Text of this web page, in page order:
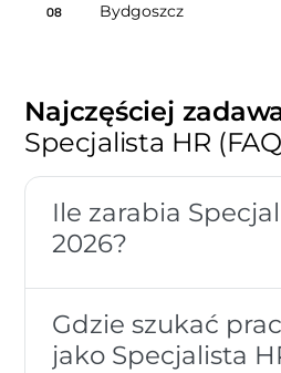
08 Bydgoszcz
Najczęściej
Specjalista HR
Ile zarabia
2026?
Gdzie szukać
jako Specjalista